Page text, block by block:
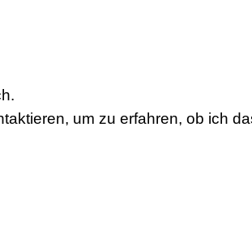
um zu erfahren, ob ich